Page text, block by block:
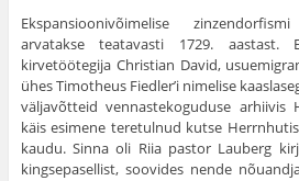
Ekspansioonivõimelise
arvatakse teatavasti 1729. aastast.
kirvetöötegija Christian David,
ühes Timotheus Fiedler’i nimelise
väljavõtteid vennastekoguduse arhiivis
käis esimene teretulnud kutse
kaudu. Sinna oli Riia pastor Lauberg
kingsepasellist, soovides nende